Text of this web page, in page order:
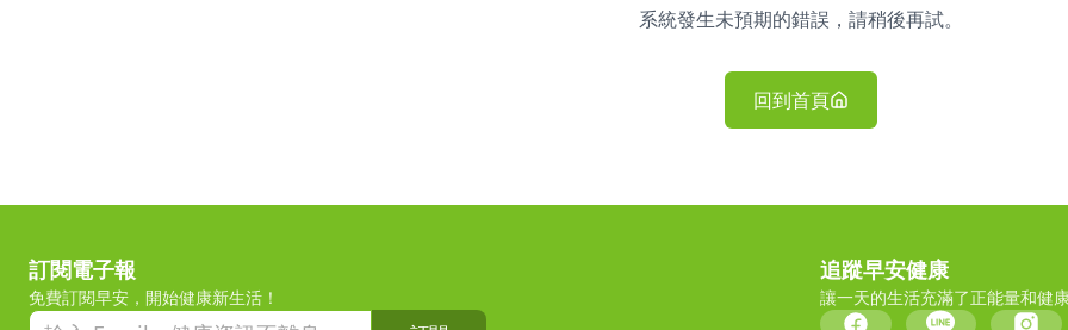
系統發生未預期的錯誤，請稍後再試。
回到首頁
訂閱電子報
免費訂閱早安，開始健康新生活！
追蹤早安健康
讓一天的生活充滿了正能量和健